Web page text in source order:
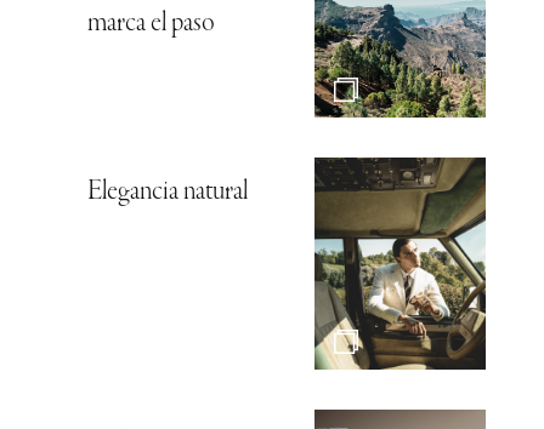
marca el paso
Elegancia natural